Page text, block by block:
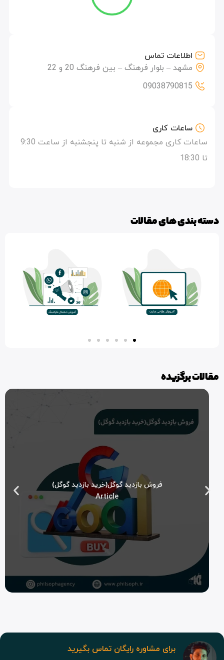
اطلاعات تماس
مشهد – بلوار فرهنگ – بین فرهنگ 20 و 22
09038790815
ساعات کاری
ساعات کاری مجموعه از شنبه تا پنجشنبه از ساعت 9:30
تا 18:30
دسته بندی های مقالات
مقالات برگزیده
فروش بازدید گوگل(خرید بازدید گوگل)
Article
برای مشاوره رایگان تماس بگیرید